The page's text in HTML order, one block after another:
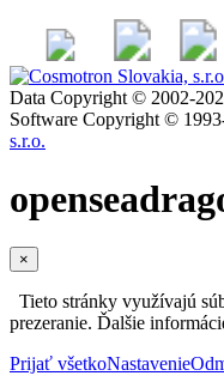
Data Copyright © 2002-
Software Copyright ©
s.r.o.
×
Tieto stránky využívajú
prezeranie. Ďalšie
Prijať všetkoNastavenie